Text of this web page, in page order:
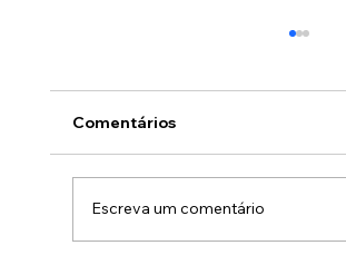
Comentários
Escreva um comentário